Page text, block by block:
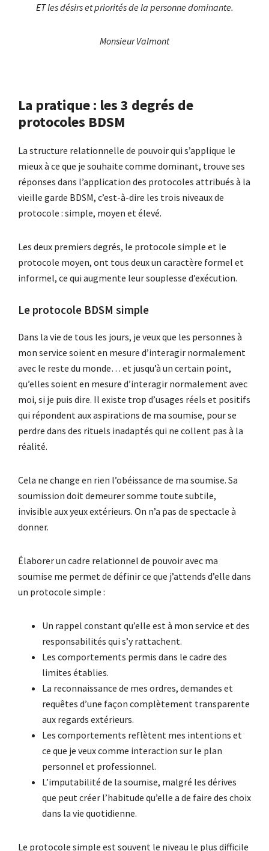
ET les désirs et priorités de la personne dominante.
Monsieur Valmont
La pratique : les 3 degrés de
protocoles BDSM
La structure relationnelle de pouvoir qui s’applique le
mieux à ce que je souhaite comme dominant, trouve ses
réponses dans l’application des protocoles attribués à la
vieille garde BDSM, c’est-à-dire les trois niveaux de
protocole : simple, moyen et élevé.
Les deux premiers degrés, le protocole simple et le
protocole moyen, ont tous deux un caractère formel et
informel, ce qui augmente leur souplesse d’exécution.
Le protocole BDSM simple
Dans la vie de tous les jours, je veux que les personnes à
mon service soient en mesure d’interagir normalement
avec le reste du monde… et jusqu’à un certain point,
qu’elles soient en mesure d’interagir normalement avec
moi, si je puis dire. Il existe trop d’usages réels et positifs
qui répondent aux aspirations de ma soumise, pour se
perdre dans des rituels inadaptés qui ne collent pas à la
réalité.
Cela ne change en rien l’obéissance de ma soumise. Sa
soumission doit demeurer somme toute subtile,
invisible aux yeux extérieurs. On n’a pas de spectacle à
donner.
Élaborer un cadre relationnel de pouvoir avec ma
soumise me permet de définir ce que j’attends d’elle dans
un protocole simple :
Un rappel constant qu’elle est à mon service et des
responsabilités qui s’y rattachent.
Les comportements permis dans le cadre des
limites établies.
La reconnaissance de mes ordres, demandes et
requêtes d’une façon complètement transparente
aux regards extérieurs.
Les comportements reflètent mes intentions et
ce que je veux comme interaction sur le plan
personnel et professionnel.
L’imputabilité de la soumise, malgré les dérives
que peut créer l’habitude qu’elle a de faire des choix
dans la vie quotidienne.
Le protocole simple est souvent le niveau le plus difficile